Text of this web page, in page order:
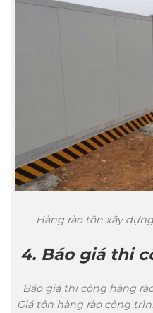
Hàng rào tôn xây
4. Báo giá thi
Báo giá thi công hàng
Giá tôn hàng rào công